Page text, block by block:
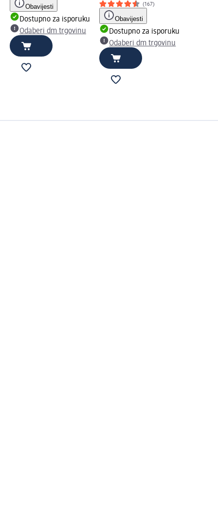
Obavijesti
Dostupno za isporuku
Odaberi dm trgovinu
(167)
Obavijesti
Dostupno za isporuku
Odaberi dm trgovinu